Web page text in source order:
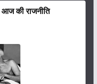
आज की राजनीति